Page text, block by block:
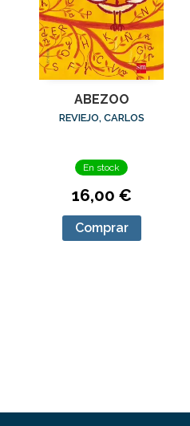
ABEZOO
REVIEJO, CARLOS
En stock
16,00 €
Comprar